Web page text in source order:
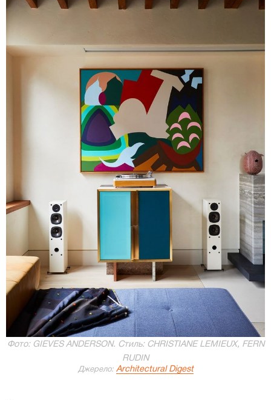
Фото: GIEVES ANDERSON. Стиль: CHRISTIANE LEMIEUX, FERN
RUDIN
Джерело: Architectural Digest